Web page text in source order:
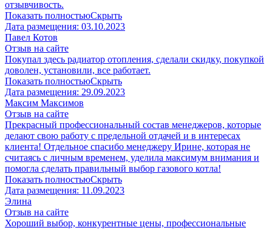
отзывчивость.
Показать полностьюСкрыть
Дата размещения: 03.10.2023
Павел Котов
Отзыв на сайте
Покупал здесь радиатор отопления, сделали скидку, покупкой
доволен, установили, все работает.
Показать полностьюСкрыть
Дата размещения: 29.09.2023
Максим Максимов
Отзыв на сайте
Прекрасный профессиональный состав менеджеров, которые
делают свою работу с предельной отдачей и в интересах
клиента! Отдельное спасибо менеджеру Ирине, которая не
считаясь с личным временем, уделила максимум внимания и
помогла сделать правильный выбор газового котла!
Показать полностьюСкрыть
Дата размещения: 11.09.2023
Элина
Отзыв на сайте
Хороший выбор, конкурентные цены, профессиональные